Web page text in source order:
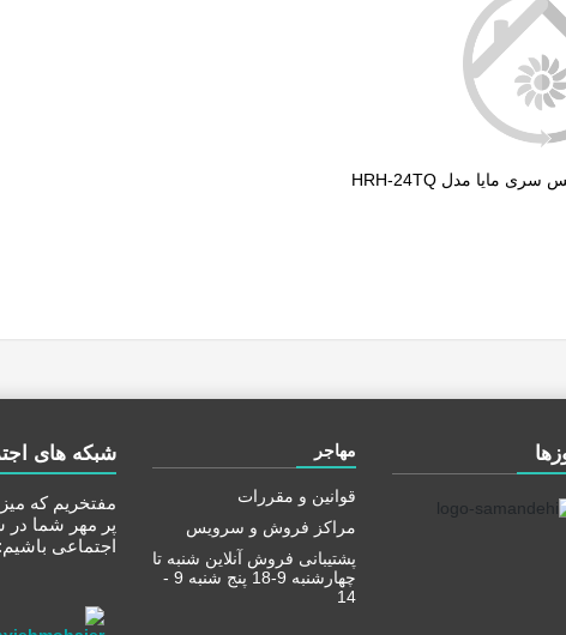
مهاجر
قوانین و مقررات
مراکز فروش و سرویس
پشتیبانی فروش آنلاین شنبه تا
چهارشنبه 9-18 پنج شنبه 9 -
14
شبکه های
مفتخریم که
پر مهر شما در
اجتماعی باشیم: